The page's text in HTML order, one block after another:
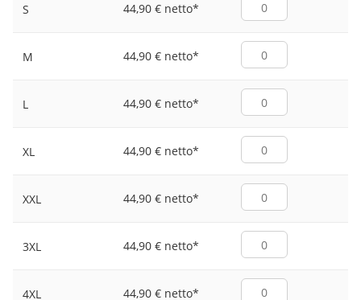
S 44,90 € netto*
M 44,90 € netto*
L 44,90 € netto*
XL 44,90 € netto*
XXL 44,90 € netto*
3XL 44,90 € netto*
4XL 44,90 € netto*